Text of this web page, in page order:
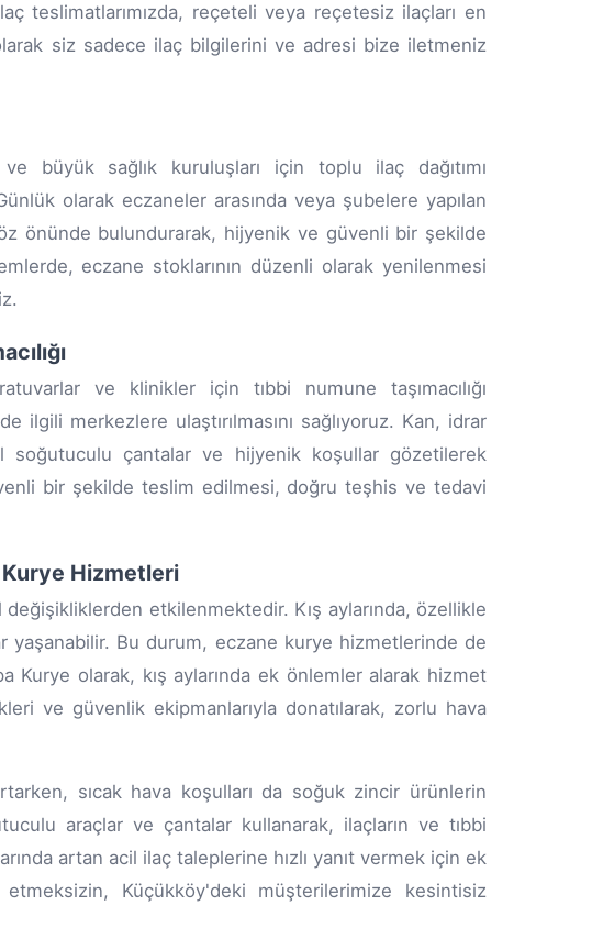
teslimatlarımızda, reçeteli veya reçetesiz ilaçları en
siz sadece ilaç bilgilerini ve adresi bize iletmeniz
büyük sağlık kuruluşları için toplu ilaç dağıtımı
olarak eczaneler arasında veya şubelere yapılan
önünde bulundurarak, hijyenik ve güvenli bir şekilde
eczane stoklarının düzenli olarak yenilenmesi
ve klinikler için tıbbi numune taşımacılığı
ilgili merkezlere ulaştırılmasını sağlıyoruz. Kan, idrar
soğutuculu çantalar ve hijyenik koşullar gözetilerek
bir şekilde teslim edilmesi, doğru teşhis ve tedavi
Hizmetleri
etkilenmektedir. Kış aylarında, özellikle
yaşanabilir. Bu durum, eczane kurye hizmetlerinde de
Kurye olarak, kış aylarında ek önlemler alarak hizmet
ve güvenlik ekipmanlarıyla donatılarak, zorlu hava
sıcak hava koşulları da soğuk zincir ürünlerin
araçlar ve çantalar kullanarak, ilaçların ve tıbbi
artan acil ilaç taleplerine hızlı yanıt vermek için ek
Küçükköy'deki müşterilerimize kesintisiz